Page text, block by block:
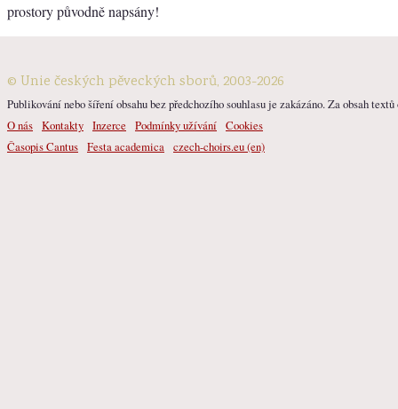
prostory původně napsány!
© Unie českých pěveckých sborů, 2003-2026
Publikování nebo šíření obsahu bez předchozího souhlasu je zakázáno. Za obsah
O nás Kontakty Inzerce Podmínky užívání Cookies
Časopis Cantus Festa academica czech-choirs.eu (en)